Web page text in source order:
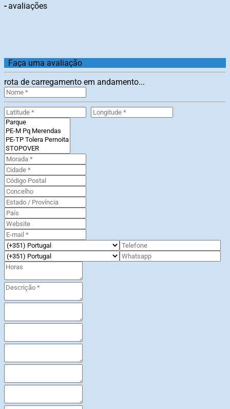
-avaliações
Faça uma avaliação
rota de carregamento em andamento...